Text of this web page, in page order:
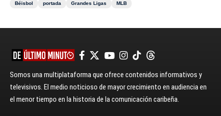
Béisbol
portada Grandes Ligas MLB
Somos una multiplataforma que ofrece contenidos informativos y
televisivos. El medio noticioso de mayor crecimiento en audiencia en
el menor tiempo en la historia de la comunicación caribeña.